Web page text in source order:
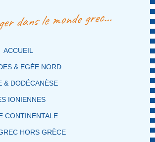
dans le monde grec…
PRINCIPALE
SECONDAIRE
ACCUEIL
& EGÉE NORD
& DODÉCANÈSE
IONIENNES
CONTINENTALE
HORS GRÈCE